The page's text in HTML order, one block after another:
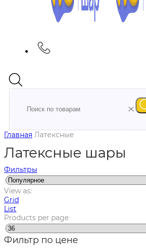
Главная Латексные
Латексные шары
Фильтры
View as:
Grid
List
Products per page
Фильтр по цене